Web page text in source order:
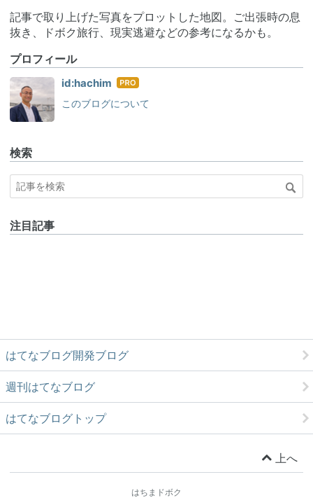
記事で取り上げた写真をプロットした地図。ご出張時の息
抜き、ドボク旅行、現実逃避などの参考になるかも。
プロフィール
id:hachim はて
ログ
このブログについて
検索
注目記事
はてなブログ開発ブログ
週刊はてなブログ
はてなブログトップ
上へ
はちまドボク